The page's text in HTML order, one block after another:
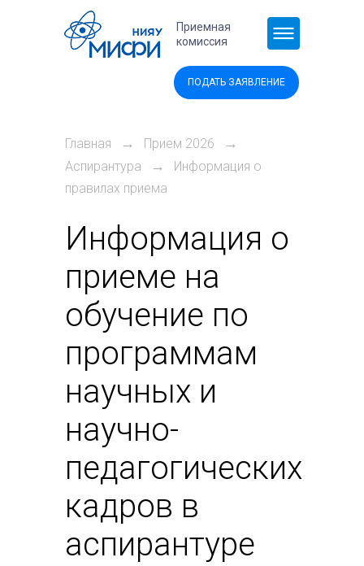
Перейти к основному содержанию
ПОДАТЬ ЗАЯВЛЕНИЕ
Приемная
комиссия
Главная → Прием 2026 →
Аспирантура →
Информация о
правилах приема
Информация о
приеме на
обучение по
программам
научных и
научно-
педагогических
кадров в
аспирантуре